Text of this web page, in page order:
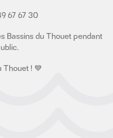
67 67 30
Bassins du Thouet pendant
Thouet ! 💙